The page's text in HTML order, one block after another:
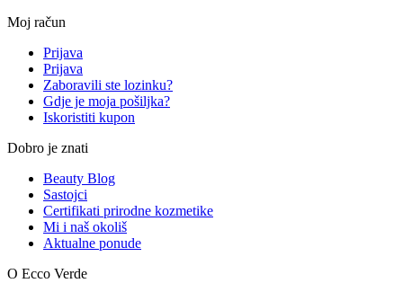
Moj račun
Prijava
Prijava
Zaboravili ste lozinku?
Gdje je moja pošiljka?
Iskoristiti kupon
Dobro je znati
Beauty Blog
Sastojci
Certifikati prirodne kozmetike
Mi i naš okoliš
Aktualne ponude
O Ecco Verde